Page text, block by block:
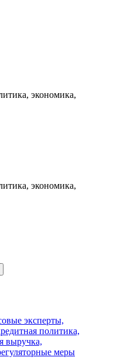
экономика,
экономика,